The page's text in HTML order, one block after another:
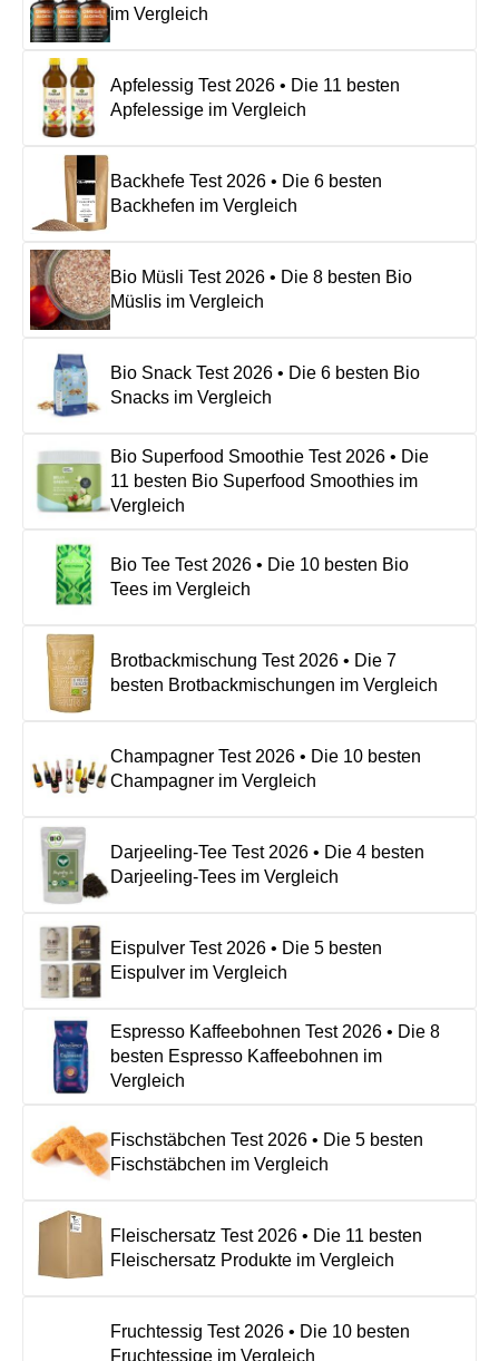
im Vergleich
Apfelessig Test 2026 • Die 11 besten
Apfelessige im Vergleich
Backhefe Test 2026 • Die 6 besten
Backhefen im Vergleich
Bio Müsli Test 2026 • Die 8 besten Bio
Müslis im Vergleich
Bio Snack Test 2026 • Die 6 besten Bio
Snacks im Vergleich
Bio Superfood Smoothie Test 2026 • Die
11 besten Bio Superfood Smoothies im
Vergleich
Bio Tee Test 2026 • Die 10 besten Bio
Tees im Vergleich
Brotbackmischung Test 2026 • Die 7
besten Brotbackmischungen im Vergleich
Champagner Test 2026 • Die 10 besten
Champagner im Vergleich
Darjeeling-Tee Test 2026 • Die 4 besten
Darjeeling-Tees im Vergleich
Eispulver Test 2026 • Die 5 besten
Eispulver im Vergleich
Espresso Kaffeebohnen Test 2026 • Die 8
besten Espresso Kaffeebohnen im
Vergleich
Fischstäbchen Test 2026 • Die 5 besten
Fischstäbchen im Vergleich
Fleischersatz Test 2026 • Die 11 besten
Fleischersatz Produkte im Vergleich
Fruchtessig Test 2026 • Die 10 besten
Fruchtessige im Vergleich